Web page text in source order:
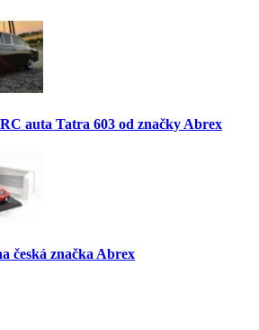
auta Tatra 603 od značky Abrex
česká značka Abrex